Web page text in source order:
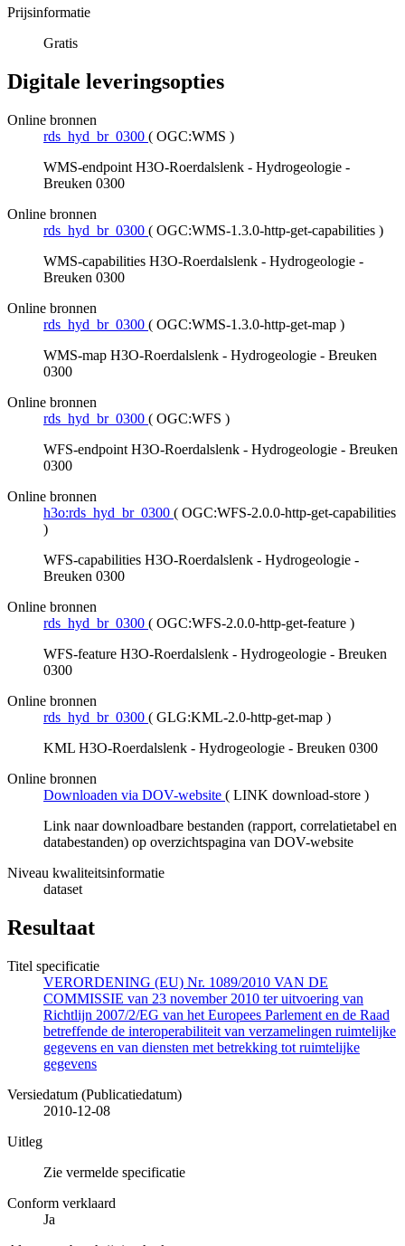
Prijsinformatie
Gratis
Digitale leveringsopties
Online bronnen
rds_hyd_br_0300 ( OGC:WMS )
WMS-endpoint H3O-Roerdalslenk - Hydrogeologie -
Breuken 0300
Online bronnen
rds_hyd_br_0300 ( OGC:WMS-1.3.0-http-get-capabilities )
WMS-capabilities H3O-Roerdalslenk - Hydrogeologie -
Breuken 0300
Online bronnen
rds_hyd_br_0300 ( OGC:WMS-1.3.0-http-get-map )
WMS-map H3O-Roerdalslenk - Hydrogeologie - Breuken
0300
Online bronnen
rds_hyd_br_0300 ( OGC:WFS )
WFS-endpoint H3O-Roerdalslenk - Hydrogeologie - Breuken
0300
Online bronnen
h3o:rds_hyd_br_0300 ( OGC:WFS-2.0.0-http-get-capabilities
)
WFS-capabilities H3O-Roerdalslenk - Hydrogeologie -
Breuken 0300
Online bronnen
rds_hyd_br_0300 ( OGC:WFS-2.0.0-http-get-feature )
WFS-feature H3O-Roerdalslenk - Hydrogeologie - Breuken
0300
Online bronnen
rds_hyd_br_0300 ( GLG:KML-2.0-http-get-map )
KML H3O-Roerdalslenk - Hydrogeologie - Breuken 0300
Online bronnen
Downloaden via DOV-website ( LINK download-store )
Link naar downloadbare bestanden (rapport, correlatietabel en
databestanden) op overzichtspagina van DOV-website
Niveau kwaliteitsinformatie
dataset
Resultaat
Titel specificatie
VERORDENING (EU) Nr. 1089/2010 VAN DE
COMMISSIE van 23 november 2010 ter uitvoering van
Richtlijn 2007/2/EG van het Europees Parlement en de Raad
betreffende de interoperabiliteit van verzamelingen ruimtelijke
gegevens en van diensten met betrekking tot ruimtelijke
gegevens
Versiedatum (Publicatiedatum)
2010-12-08
Uitleg
Zie vermelde specificatie
Conform verklaard
Ja